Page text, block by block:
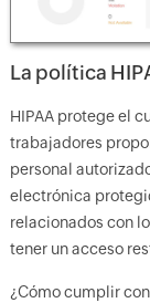
La política
HIPAA protege el
trabajadores
personal
electrónica
relacionados con
tener un acceso
¿Cómo cumplir